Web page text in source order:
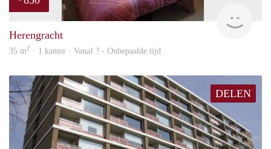
Herengracht
35 m2 · 1 kamer · Vanaf ? - Onbepaalde tijd
DELEN